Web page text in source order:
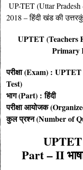
UP-TET (Uttar
2018 – हिंदी खंड की
UPTET (Teachers
Primary
परीक्षा (Exam) : UPTET
Test)
भाग (Part) : हिंदी
परीक्षा आयोजक (
कुल प्रश्न (Number of
Part – II